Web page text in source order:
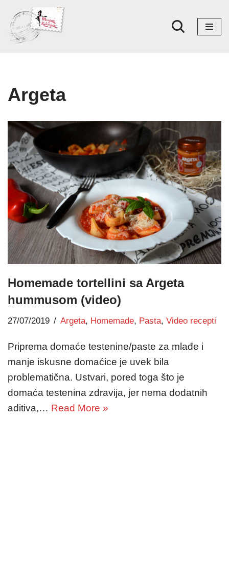
Skoči
na
Argeta
Homemade tortellini sa Argeta
hummusom (video)
27/07/2019 Argeta, Homemade, Pasta, Video recepti
Priprema domaće testenine/paste za mlađe i
manje iskusne domaćice je uvek bila
problematična. Ustvari, pored toga što je
domaća testenina zdravija, jer nema dodatnih
aditiva,… Read More »